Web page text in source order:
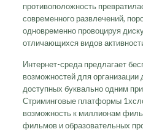
противоположность
современного развлечений,
одновременно провоцируя
отличающихся видов
Интернет-среда предлагает
возможностей для организации
доступных буквально одним
Стриминговые платформы
возможность к миллионам
фильмов и образовательных